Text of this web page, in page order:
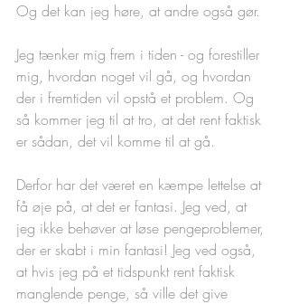
Og det kan jeg høre, at andre også gør.
Jeg tænker mig frem i tiden - og forestiller
mig, hvordan noget vil gå, og hvordan
der i fremtiden vil opstå et problem. Og
så kommer jeg til at tro, at det rent faktisk
er sådan, det vil komme til at gå.
Derfor har det været en kæmpe lettelse at
få øje på, at det er fantasi. Jeg ved, at
jeg ikke behøver at løse pengeproblemer,
der er skabt i min fantasi! Jeg ved også,
at hvis jeg på et tidspunkt rent faktisk
manglende penge, så ville det give